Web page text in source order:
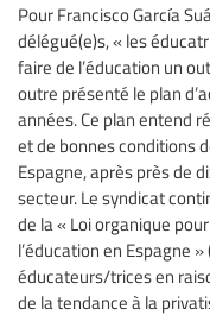
Pour Francisco García
délégué(e)s, « les
faire de l’éducation un
outre présenté le plan
années. Ce plan entend
et de bonnes conditions
Espagne, après près de
secteur. Le syndicat
de la « Loi organique
l’éducation en Espagne
éducateurs/trices en
de la tendance à la